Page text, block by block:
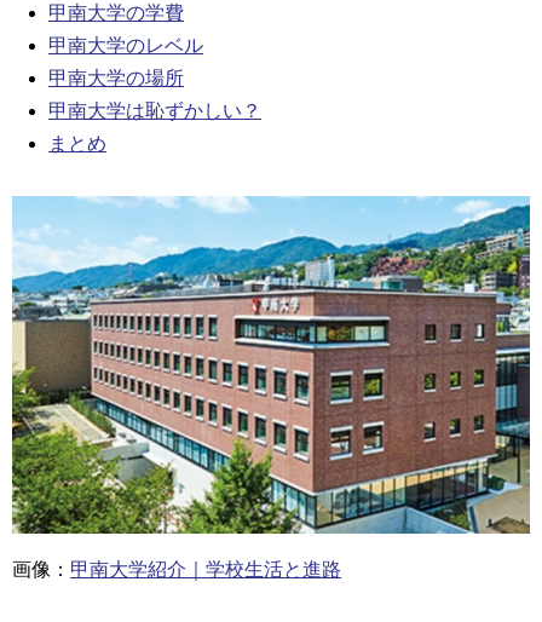
甲南大学の学費
甲南大学のレベル
甲南大学の場所
甲南大学は恥ずかしい？
まとめ
画像： 甲南大学紹介｜学校生活と進路